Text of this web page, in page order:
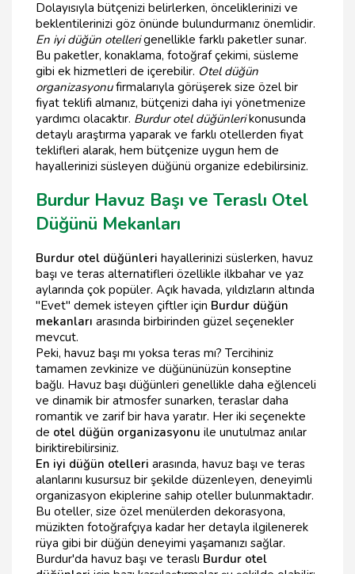
Dolayısıyla bütçenizi belirlerken, önceliklerinizi ve
beklentilerinizi göz önünde bulundurmanız önemlidir.
En iyi düğün otellerigenellikle farklı paketler sunar.
Bu paketler, konaklama, fotoğraf çekimi, süsleme
gibi ek hizmetleri de içerebilir. Otel düğün
organizasyonufirmalarıyla görüşerek size özel bir
fiyat teklifi almanız, bütçenizi daha iyi yönetmenize
yardımcı olacaktır. Burdur otel düğünlerikonusunda
detaylı araştırma yaparak ve farklı otellerden fiyat
teklifleri alarak, hem bütçenize uygun hem de
hayallerinizi süsleyen düğünü organize edebilirsiniz.
Burdur Havuz Başı ve Teraslı Otel
Düğünü Mekanları
Burdur otel düğünleri hayallerinizi süslerken, havuz
başı ve teras alternatifleri özellikle ilkbahar ve yaz
aylarında çok popüler. Açık havada, yıldızların altında
"Evet" demek isteyen çiftler için Burdur düğün
mekanları arasında birbirinden güzel seçenekler
mevcut.
Peki, havuz başı mı yoksa teras mı? Tercihiniz
tamamen zevkinize ve düğününüzün konseptine
bağlı. Havuz başı düğünleri genellikle daha eğlenceli
ve dinamik bir atmosfer sunarken, teraslar daha
romantik ve zarif bir hava yaratır. Her iki seçenekte
de otel düğün organizasyonu ile unutulmaz anılar
biriktirebilirsiniz.
En iyi düğün otelleri arasında, havuz başı ve teras
alanlarını kusursuz bir şekilde düzenleyen, deneyimli
organizasyon ekiplerine sahip oteller bulunmaktadır.
Bu oteller, size özel menülerden dekorasyona,
müzikten fotoğrafçıya kadar her detayla ilgilenerek
rüya gibi bir düğün deneyimi yaşamanızı sağlar.
Burdur'da havuz başı ve teraslı Burdur otel